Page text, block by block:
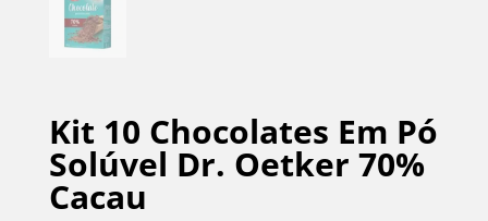
Kit 10 Chocolates Em Pó
Solúvel Dr. Oetker 70%
Cacau